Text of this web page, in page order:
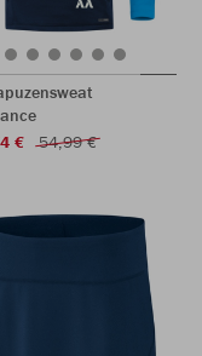
€
54,99 €